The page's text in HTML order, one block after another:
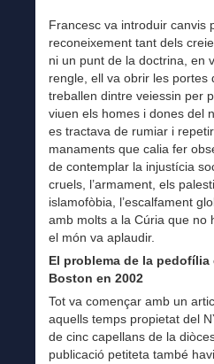
Francesc va introduir canvis
reconeixement tant dels
ni un punt de la doctrina, en
rengle, ell va obrir les portes
treballen dintre veiessin per
viuen els homes i dones del
es tractava de rumiar i
manaments que calia fer
de contemplar la injustícia
cruels, l’armament, els
islamofòbia, l’escalfament
amb molts a la Cúria que no
el món va aplaudir.
El problema de la
Boston en 2002
Tot va començar amb un
aquells temps propietat del
de cinc capellans de la
publicació petiteta també